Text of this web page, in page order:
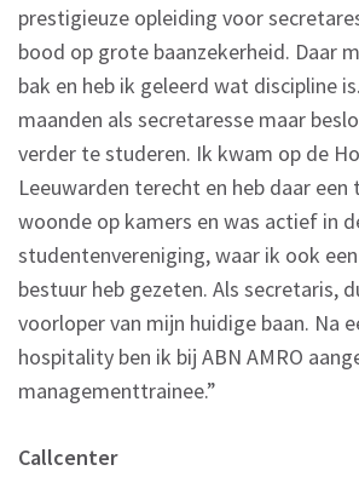
prestigieuze opleiding voor
bood op grote baanzekerheid. Daar
bak en heb ik geleerd wat discipline
maanden als secretaresse maar
verder te studeren. Ik kwam op de
Leeuwarden terecht en heb daar
woonde op kamers en was actief in
studentenvereniging, waar ik ook
bestuur heb gezeten. Als secretaris,
voorloper van mijn huidige baan. Na
hospitality ben ik bij ABN AMRO
managementtrainee.”
Callcenter